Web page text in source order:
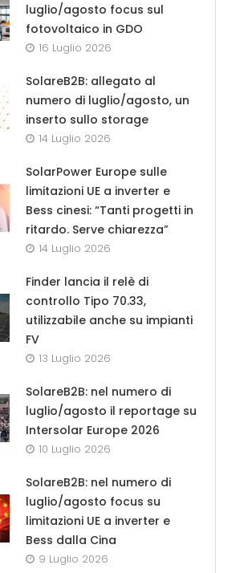
luglio/agosto focus sul
fotovoltaico in GDO
16 Luglio 2026
SolareB2B: allegato al
numero di luglio/agosto, un
inserto sullo storage
14 Luglio 2026
SolarPower Europe sulle
limitazioni UE a inverter e
Bess cinesi: “Tanti progetti in
ritardo. Serve chiarezza”
14 Luglio 2026
Finder lancia il relè di
controllo Tipo 70.33,
utilizzabile anche su impianti
FV
13 Luglio 2026
SolareB2B: nel numero di
luglio/agosto il reportage su
Intersolar Europe 2026
10 Luglio 2026
SolareB2B: nel numero di
luglio/agosto focus su
limitazioni UE a inverter e
Bess dalla Cina
9 Luglio 2026